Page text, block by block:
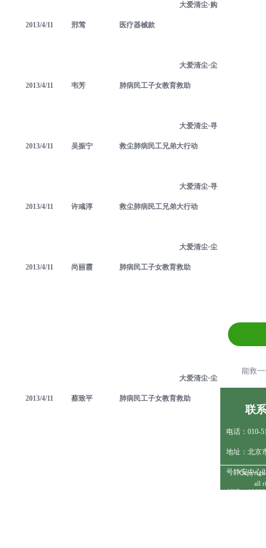
2013/4/11 邢莺
大爱清尘·购
医疗器械款
2013/4/11 韦芳
大爱清尘·尘
肺病民工子女教育救助
2013/4/11 吴振宁
大爱清尘·寻
救尘肺病民工兄弟大行动
2013/4/11 许彧淳
大爱清尘·寻
救尘肺病民工兄弟大行动
2013/4/11 尚丽霞
大爱清尘·尘
肺病民工子女教育救助
2013/4/11 蔡致平
大爱清尘·尘
肺病民工子女教育救助
能救
联
电话：010-
地址：北京
号静安中心
邮编：
all